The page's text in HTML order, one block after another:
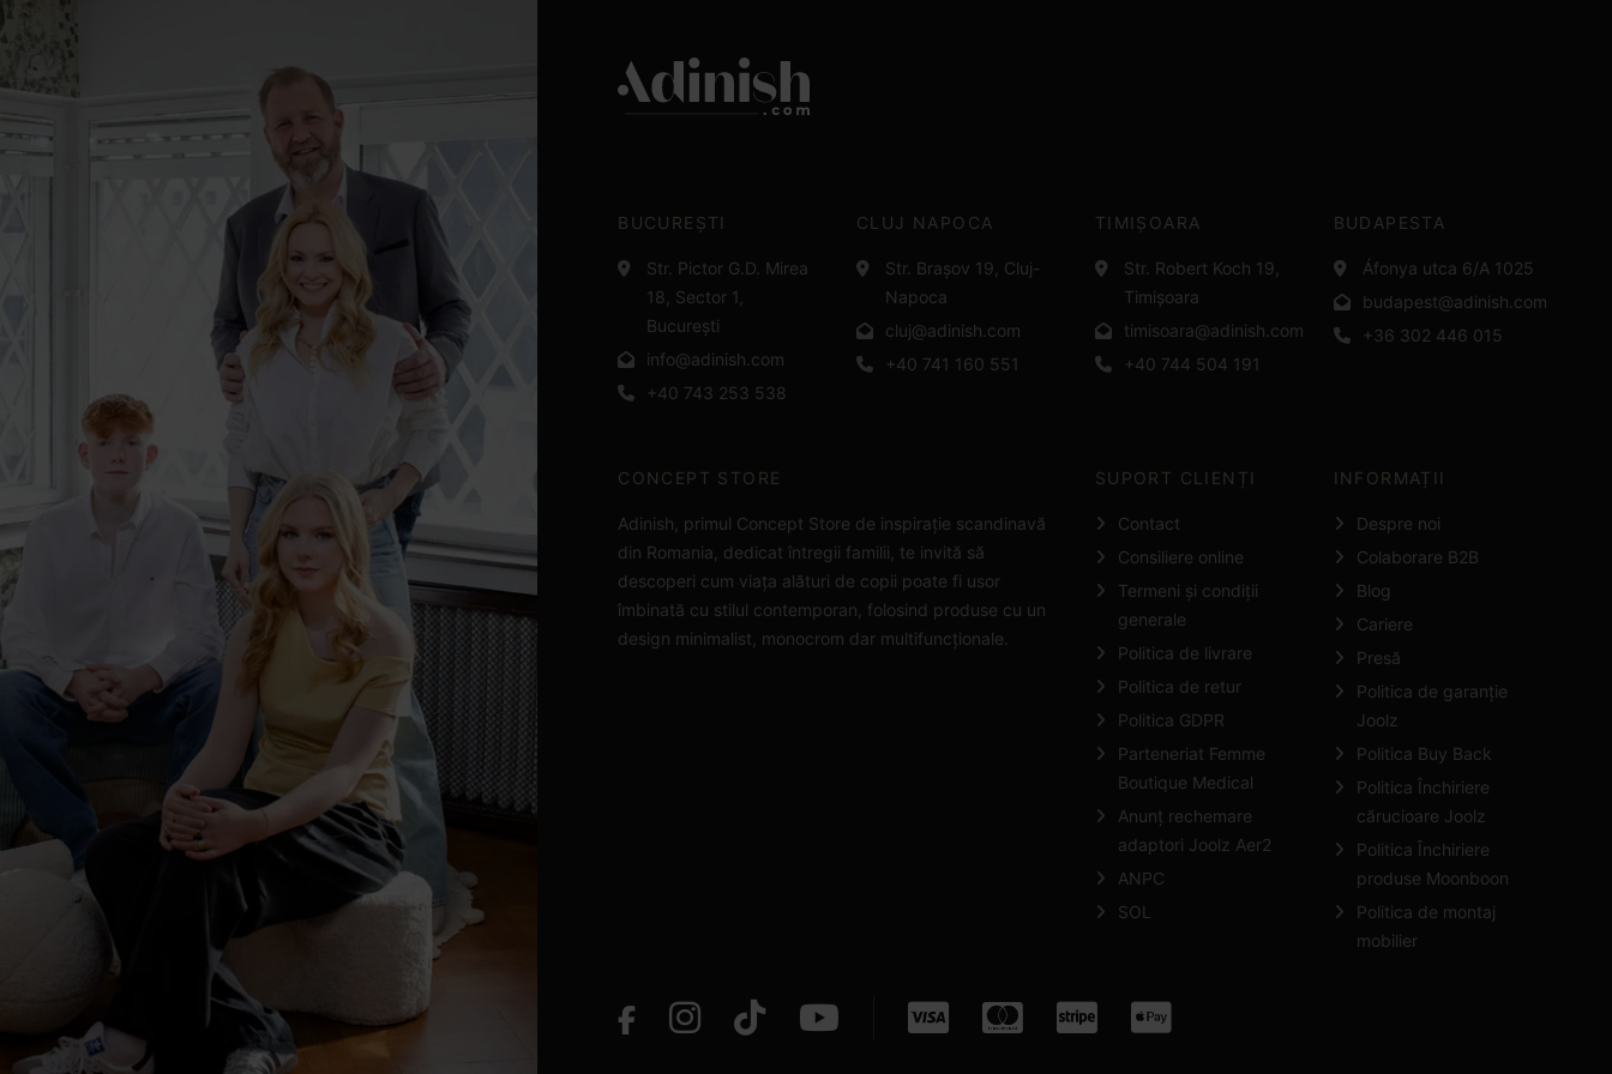
BUCUREȘTI
Str. Pictor G.D. Mirea
18, Sector 1,
București
info@adinish.com
+40 743 253 538
CLUJ NAPOCA
Str. Brașov 19, Cluj-
Napoca
cluj@adinish.com
+40 741 160 551
TIMIȘOARA
Str. Robert Koch 19,
Timișoara
timisoara@adinish.com
+40 744 504 191
BUDAPESTA
Áfonya utca 6/A 1025
budapest@adinish.com
+36 302 446 015
CONCEPT STORE
Adinish, primul Concept Store de inspirație scandinavă
din Romania, dedicat întregii familii, te invită să
descoperi cum viața alături de copii poate fi usor
îmbinată cu stilul contemporan, folosind produse cu un
design minimalist, monocrom dar multifuncționale.
SUPORT CLIENȚI
Contact
Consiliere online
Termeni și condiții
generale
Politica de livrare
Politica de retur
Politica GDPR
Parteneriat Femme
Boutique Medical
Anunț rechemare
adaptori Joolz Aer2
ANPC
SOL
INFORMAȚII
Despre noi
Colaborare B2B
Blog
Cariere
Presă
Politica de garanție
Joolz
Politica Buy Back
Politica Închiriere
cărucioare Joolz
Politica Închiriere
produse Moonboon
Politica de montaj
mobilier